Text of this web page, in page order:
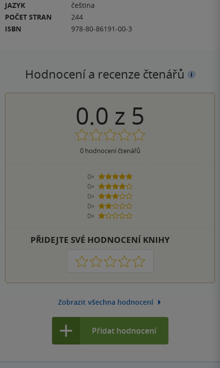
JAZYK
čeština
POČET STRAN
244
ISBN
978-80-86191-00-3
Hodnocení a recenze čtenářů
0.0 z 5
0hodnocení čtenářů
0×
5 hvězdiček
0×
4 hvězdičky
0×
3 hvězdičky
0×
2 hvězdičky
0×
1 hvezdička
PŘIDEJTE SVÉ HODNOCENÍ KNIHY
1 2 3 4 5
Zobrazit všechna hodnocení
Přidat hodnocení